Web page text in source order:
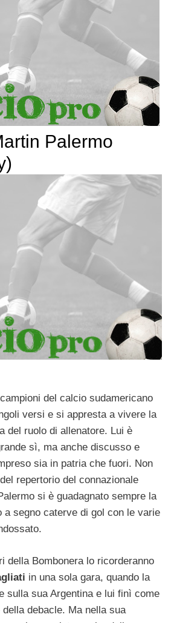
Palermo
del calcio sudamericano
versi e si appresta a vivere la
del ruolo di allenatore. Lui è
sì, ma anche discusso e
sia in patria che fuori. Non
repertorio del connazionale
si è guadagnato sempre la
a segno caterve di gol con le varie
della Bombonera lo ricorderanno
in una sola gara, quando la
sulla sua Argentina e lui finì come
debacle. Ma nella sua